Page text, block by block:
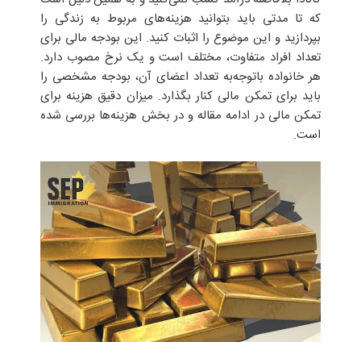
که تا مدتی باید بتوانید هزینه‌های مربوط به زندگی را
بپردازید و این موضوع را اثبات کنید. این بودجه مالی برای
تعداد افراد متفاوت، مختلف است و یک نرخ مصوب دارد.
هر خانواده باتوجه‌به تعداد اعضای آن، بودجه مشخصی را
باید برای تمکن مالی کنار بگذارد. میزان دقیق هزینه برای
تمکن مالی در ادامه مقاله و در بخش هزینه‌ها بررسی شده
است.